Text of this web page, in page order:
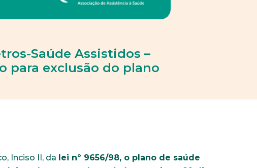
Saúde Assistidos –
para exclusão do plano
Inciso II, da lei nº 9656/98, o plano de saúde